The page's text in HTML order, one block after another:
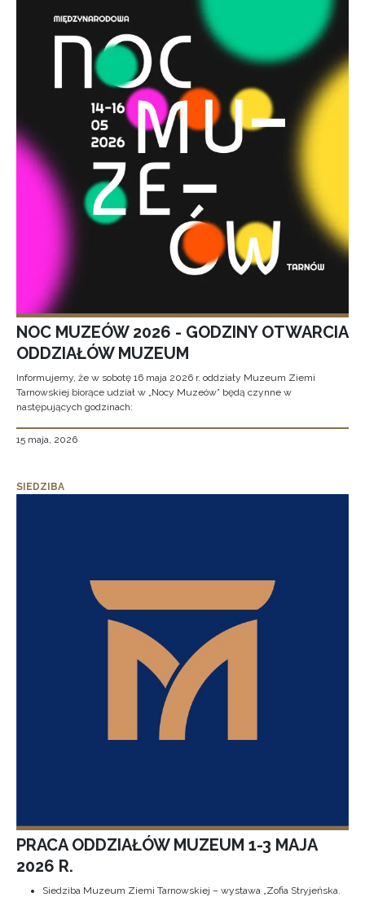
NOC MUZEÓW 2026 - GODZINY OTWARCIA
ODDZIAŁÓW MUZEUM
Informujemy, że w sobotę 16 maja 2026 r. oddziały Muzeum Ziemi
Tarnowskiej biorące udział w „Nocy Muzeów” będą czynne w
następujących godzinach:
15 maja, 2026
SIEDZIBA
PRACA ODDZIAŁÓW MUZEUM 1-3 MAJA
2026 R.
Siedziba Muzeum Ziemi Tarnowskiej – wystawa „Zofia Stryjeńska.